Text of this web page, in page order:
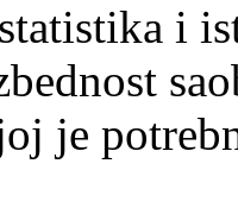
i
je